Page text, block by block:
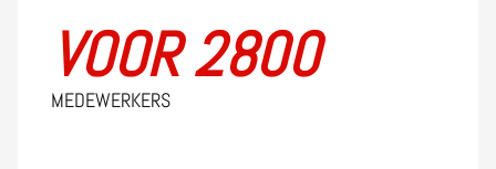
VOOR 2800
MEDEWERKERS